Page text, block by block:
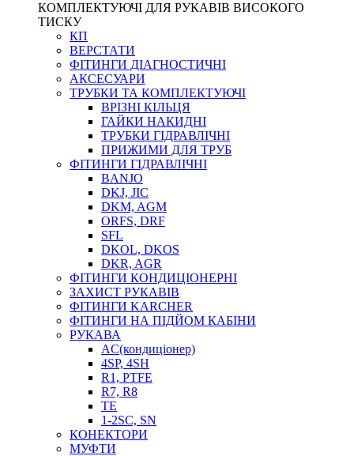
КОМПЛЕКТУЮЧІ ДЛЯ РУКАВІВ ВИСОКОГО
ТИСКУ
КП
ВЕРСТАТИ
ФІТИНГИ ДІАГНОСТИЧНІ
АКСЕСУАРИ
ТРУБКИ ТА КОМПЛЕКТУЮЧІ
ВРІЗНІ КІЛЬЦЯ
ГАЙКИ НАКИДНІ
ТРУБКИ ГІДРАВЛІЧНІ
ПРИЖИМИ ДЛЯ ТРУБ
ФІТИНГИ ГІДРАВЛІЧНІ
BANJO
DKJ, JIC
DKM, AGM
ORFS, DRF
SFL
DKOL, DKOS
DKR, AGR
ФІТИНГИ КОНДИЦІОНЕРНІ
ЗАХИСТ РУКАВІВ
ФІТИНГИ KARCHER
ФІТИНГИ НА ПІДЙОМ КАБІНИ
РУКАВА
AC(кондиціонер)
4SP, 4SH
R1, PTFE
R7, R8
TE
1-2SC, SN
КОНЕКТОРИ
МУФТИ